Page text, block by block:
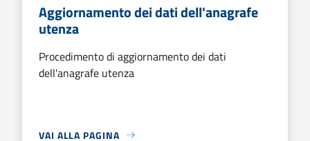
Aggiornamento dei dati dell'anagrafe
utenza
Procedimento di aggiornamento dei dati
dell'anagrafe utenza
VAI ALLA PAGINA